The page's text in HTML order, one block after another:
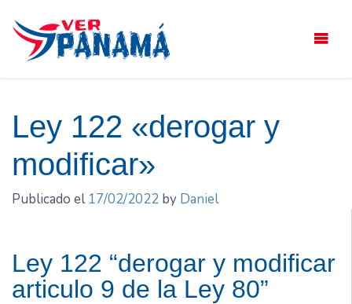
contenido
Ley 122 «derogar y
modificar»
Publicado el 17/02/2022 by Daniel
Ley 122 “derogar y modificar
articulo 9 de la Ley 80”